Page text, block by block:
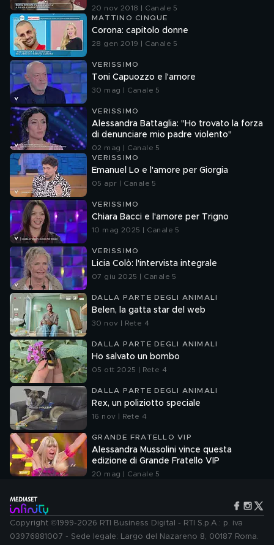
20 nov 2018 | Canale 5
MATTINO CINQUE
Corona: capitolo donne
28 gen 2019 | Canale 5
VERISSIMO
Toni Capuozzo e l'amore
30 mag | Canale 5
VERISSIMO
Alessandra Battaglia: "Ho trovato la forza
di denunciare mio padre violento"
02 mag | Canale 5
VERISSIMO
Emanuel Lo e l'amore per Giorgia
05 apr | Canale 5
VERISSIMO
Chiara Bacci e l'amore per Trigno
10 mag 2025 | Canale 5
VERISSIMO
Licia Colò: l'intervista integrale
07 giu 2025 | Canale 5
DALLA PARTE DEGLI ANIMALI
Belen, la gatta star del web
30 nov | Rete 4
DALLA PARTE DEGLI ANIMALI
Ho salvato un bombo
05 ott 2025 | Rete 4
DALLA PARTE DEGLI ANIMALI
Rex, un poliziotto speciale
16 nov | Rete 4
GRANDE FRATELLO VIP
Alessandra Mussolini vince questa
edizione di Grande Fratello VIP
20 mag | Canale 5
Copyright ©1999-2026 RTI Business Digital - RTI S.p.A.: p. iva
03976881007 - Sede legale: Largo del Nazareno 8, 00187 Roma.